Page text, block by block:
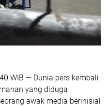
WIB — Dunia pers kembali
yang diduga
awak media berinisial